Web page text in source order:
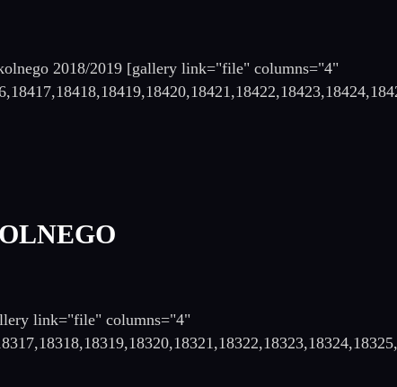
2018/2019 [gallery link="file" columns="4"
link="file" columns="4"